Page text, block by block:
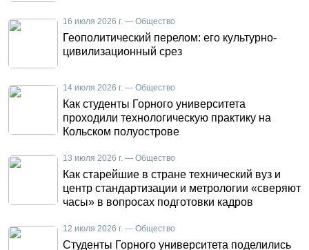
16 июля 2026 г. — Общество
Геополитический перелом: его культурно-
цивилизационный срез
14 июля 2026 г. — Общество
Как студенты Горного университета
проходили технологическую практику на
Кольском полуострове
13 июля 2026 г. — Общество
Как старейшие в стране технический вуз и
центр стандартизации и метрологии «сверяют
часы» в вопросах подготовки кадров
12 июля 2026 г. — Общество
Студенты Горного университета поделились